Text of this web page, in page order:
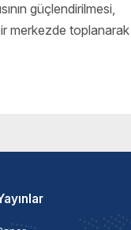
güçlendirilmesi,
merkezde toplanarak